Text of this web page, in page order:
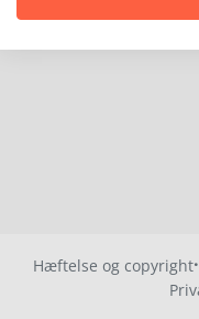
Hæftelse og copyright·